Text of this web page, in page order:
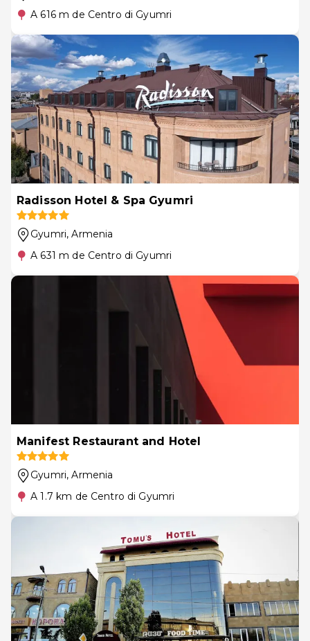
A 616 m de Centro di Gyumri
Radisson Hotel & Spa Gyumri
Gyumri, Armenia
A 631 m de Centro di Gyumri
Manifest Restaurant and Hotel
Gyumri, Armenia
A 1.7 km de Centro di Gyumri